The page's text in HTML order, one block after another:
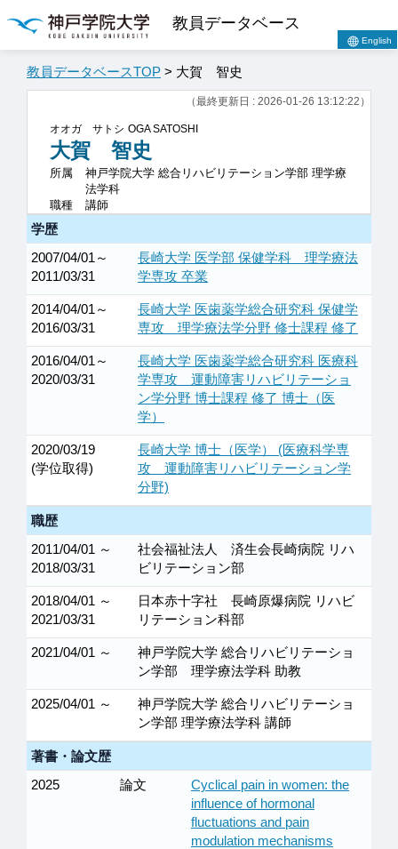
教員データベース
English
教員データベースTOP > 大賀 智史
（最終更新日 : 2026-01-26 13:12:22）
オオガ サトシ OGA SATOSHI
大賀 智史
所属
神戸学院大学 総合リハビリテーション学部 理学療
法学科
職種
講師
学歴
2007/04/01～
2011/03/31
長崎大学 医学部 保健学科 理学療法
学専攻 卒業
2014/04/01～
2016/03/31
長崎大学 医歯薬学総合研究科 保健学
専攻 理学療法学分野 修士課程 修了
2016/04/01～
2020/03/31
長崎大学 医歯薬学総合研究科 医療科
学専攻 運動障害リハビリテーショ
ン学分野 博士課程 修了 博士（医
学）
2020/03/19
(学位取得)
長崎大学 博士（医学） (医療科学専
攻 運動障害リハビリテーション学
分野)
職歴
2011/04/01 ～
2018/03/31
社会福祉法人 済生会長崎病院 リハ
ビリテーション部
2018/04/01 ～
2021/03/31
日本赤十字社 長崎原爆病院 リハビ
リテーション科部
2021/04/01 ～
神戸学院大学 総合リハビリテーショ
ン学部 理学療法学科 助教
2025/04/01 ～
神戸学院大学 総合リハビリテーショ
ン学部 理学療法学科 講師
著書・論文歴
2025
論文
Cyclical pain in women: the
influence of hormonal
fluctuations and pain
modulation mechanisms